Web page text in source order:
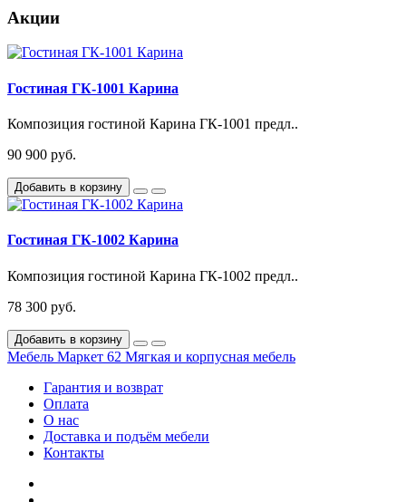
Акции
Гостиная ГК-1001 Карина
Композиция гостиной Карина ГК-1001 предл..
90 900 руб.
Добавить в корзину
Гостиная ГК-1002 Карина
Композиция гостиной Карина ГК-1002 предл..
78 300 руб.
Добавить в корзину
Мебель Маркет 62 Мягкая и корпусная мебель
Гарантия и возврат
Оплата
О нас
Доставка и подъём мебели
Контакты